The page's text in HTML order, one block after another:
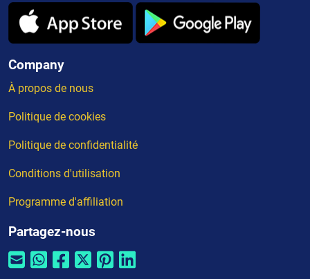
Company
À propos de nous
Politique de cookies
Politique de confidentialité
Conditions d'utilisation
Programme d'affiliation
Partagez-nous